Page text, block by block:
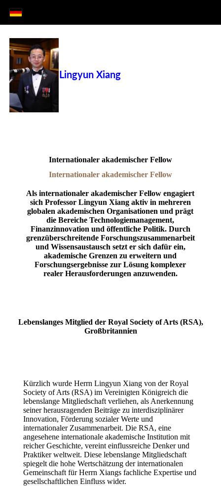
Lingyun Xiang
Internationaler akademischer Fellow
Internationaler akademischer Fellow
Als internationaler akademischer Fellow engagiert
sich Professor Lingyun Xiang aktiv in mehreren
globalen akademischen Organisationen und prägt
die Bereiche Technologiemanagement,
Finanzinnovation und öffentliche Politik. Durch
grenzüberschreitende Forschungszusammenarbeit
und Wissensaustausch setzt er sich dafür ein,
akademische Grenzen zu erweitern und
Forschungsergebnisse zur Lösung komplexer
realer Herausforderungen anzuwenden.
Lebenslanges Mitglied der Royal Society of Arts (RSA),
Großbritannien
Kürzlich wurde Herrn Lingyun Xiang von der Royal
Society of Arts (RSA) im Vereinigten Königreich die
lebenslange Mitgliedschaft verliehen, als Anerkennung
seiner herausragenden Beiträge zu interdisziplinärer
Innovation, Förderung sozialer Werte und
internationaler Zusammenarbeit. Die RSA, eine
angesehene internationale akademische Institution mit
reicher Geschichte, vereint einflussreiche Denker und
Praktiker weltweit. Diese lebenslange Mitgliedschaft
spiegelt die hohe Wertschätzung der internationalen
Gemeinschaft für Herrn Xiangs fachliche Expertise und
gesellschaftlichen Einfluss wider.